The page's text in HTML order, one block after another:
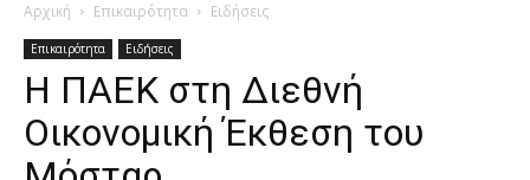
Αρχική Επικαιρότητα Ειδήσεις
Επικαιρότητα Ειδήσεις
Η ΠΑΕΚ στη Διεθνή
Οικονομική Έκθεση του